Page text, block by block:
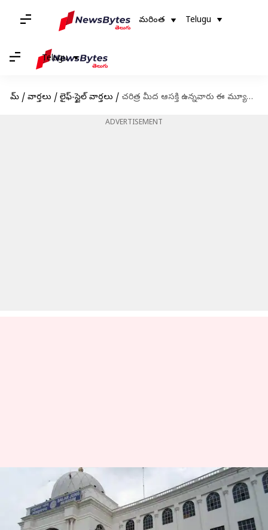
మరింత Telugu
Telugu
హోమ్ / వార్తలు / లైఫ్-స్టైల్ వార్తలు / చరిత్ర మీద ఆసక్తి ఉన్నవారు ఈ మ్యూజియంలను తప్పకుండా సందర్శించండి
ADVERTISEMENT
చరిత్ర మీద ఆసక్తి ఉన్నవారు ఈ
మ్యూజియంలను తప్పకుండా
సందర్శించండి